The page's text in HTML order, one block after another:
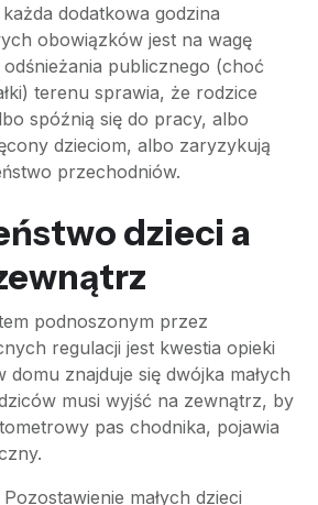
dodatkowa godzina
obowiązków jest na wagę
odśnieżania publicznego (choć
terenu sprawia, że rodzice
spóźnią się do pracy, albo
dzieciom, albo zaryzykują
przechodniów.
dzieci a
podnoszonym przez
regulacji jest kwestia opieki
domu znajduje się dwójka małych
musi wyjść na zewnątrz, by
pas chodnika, pojawia
Pozostawienie małych dzieci